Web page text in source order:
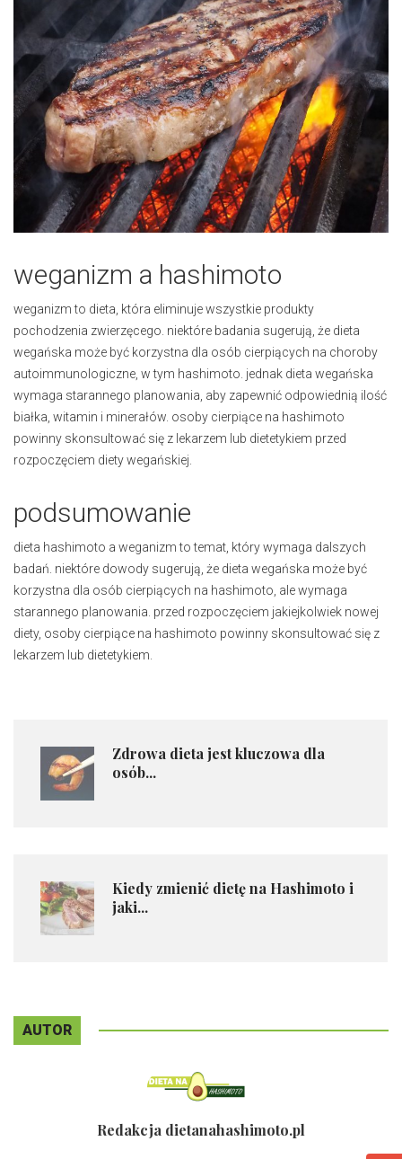
weganizm a hashimoto
weganizm to dieta, która eliminuje wszystkie produkty
pochodzenia zwierzęcego. niektóre badania sugerują, że dieta
wegańska może być korzystna dla osób cierpiących na choroby
autoimmunologiczne, w tym hashimoto. jednak dieta wegańska
wymaga starannego planowania, aby zapewnić odpowiednią ilość
białka, witamin i minerałów. osoby cierpiące na hashimoto
powinny skonsultować się z lekarzem lub dietetykiem przed
rozpoczęciem diety wegańskiej.
podsumowanie
dieta hashimoto a weganizm to temat, który wymaga dalszych
badań. niektóre dowody sugerują, że dieta wegańska może być
korzystna dla osób cierpiących na hashimoto, ale wymaga
starannego planowania. przed rozpoczęciem jakiejkolwiek nowej
diety, osoby cierpiące na hashimoto powinny skonsultować się z
lekarzem lub dietetykiem.
Zdrowa dieta jest kluczowa dla
osób...
Kiedy zmienić dietę na Hashimoto i
jaki...
AUTOR
Redakcja dietanahashimoto.pl